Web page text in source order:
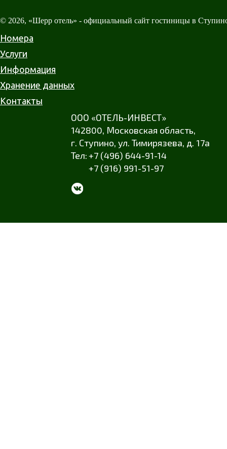
© 2026, «Шерр отель» - официальный сайт гостиницы в
Номера
Услуги
Информация
Хранение данных
Контакты
ООО «ОТЕЛЬ-ИНВЕСТ»
142800, Московская область,
г. Ступино, ул. Тимирязева, д. 17а
+7 (496) 644-91-14
+7 (916) 991-51-97